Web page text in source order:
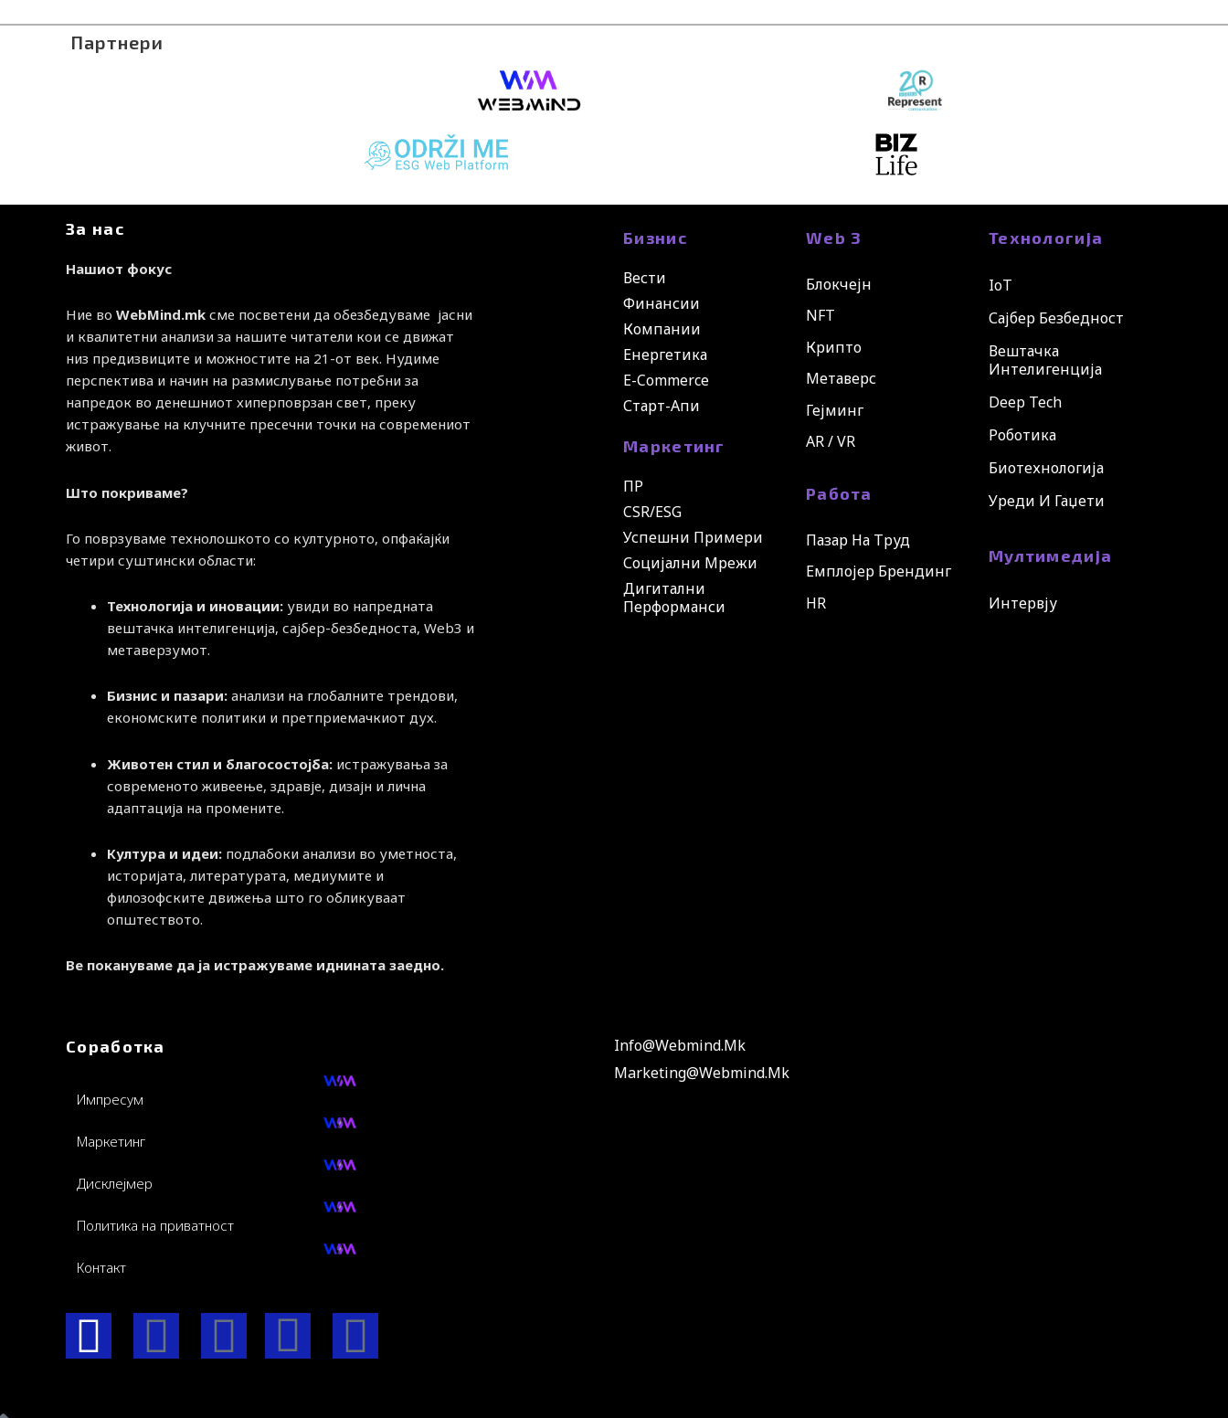
Партнери
За нас
Нашиот фокус
Ние во WebMind.mk сме посветени да обезбедуваме јасни
и квалитетни анализи за нашите читатели кои се движат
низ предизвиците и можностите на 21-от век. Нудиме
перспектива и начин на размислување потребни за
напредок во денешниот хиперповрзан свет, преку
истражување на клучните пресечни точки на современиот
живот.
Што покриваме?
Го поврзуваме технолошкото со културното, опфаќајќи
четири суштински области:
Технологија и иновации: увиди во напредната
вештачка интелигенција, сајбер-безбедноста, Web3 и
метаверзумот.
Бизнис и пазари: анализи на глобалните трендови,
економските политики и претприемачкиот дух.
Животен стил и благосостојба: истражувања за
современото живеење, здравје, дизајн и лична
адаптација на промените.
Култура и идеи: подлабоки анализи во уметноста,
историјата, литературата, медиумите и
филозофските движења што го обликуваат
општеството.
Ве покануваме да ја истражуваме иднината заедно.
Бизнис
Вести
Финансии
Компании
Енергетика
E-Commerce
Старт-Апи
Маркетинг
ПР
CSR/ESG
Успешни Примери
Социјални Мрежи
Дигитални
Перформанси
Web 3
Блокчејн
NFT
Крипто
Метаверс
Гејминг
AR / VR
Работа
Пазар На Труд
Емплојер Брендинг
HR
Технологија
IoT
Сајбер Безбедност
Вештачка
Интелигенција
Deep Tech
Роботика
Биотехнологија
Уреди И Гаџети
Мултимедија
Интервју
Соработка
Импресум
Маркетинг
Дисклејмер
Политика на приватност
Контакт
F
I
Y
I
L
Info@webmind.mk
Marketing@webmind.mk